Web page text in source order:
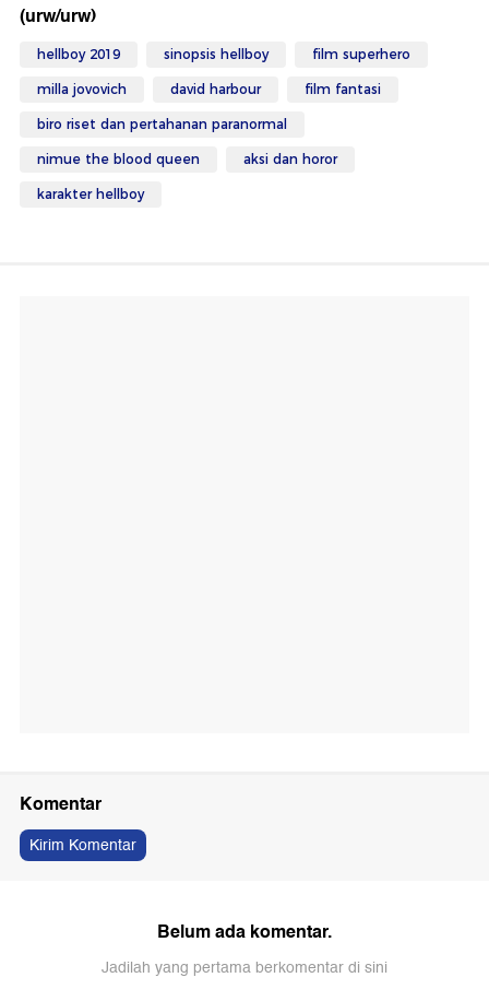
(urw/urw)
hellboy 2019 sinopsis hellboy film superhero
milla jovovich david harbour film fantasi
biro riset dan pertahanan paranormal
nimue the blood queen aksi dan horor
karakter hellboy
Komentar
Kirim Komentar
Belum ada komentar.
Jadilah yang pertama berkomentar di sini